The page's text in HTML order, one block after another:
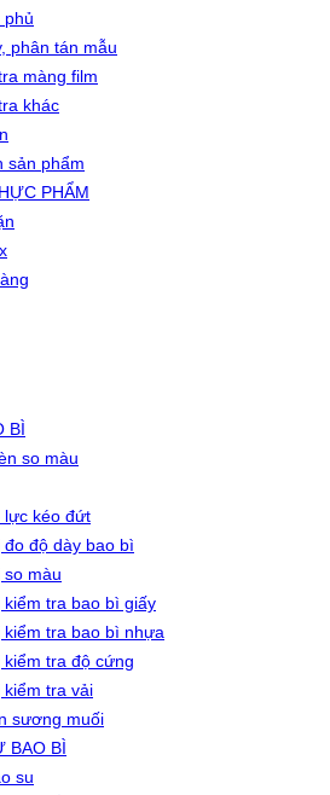
phủ
phân tán mẫu
màng film
khác
sản phẩm
PHẨM
BÌ
so màu
lực kéo đứt
đo độ dày bao bì
so màu
kiểm tra bao bì giấy
kiểm tra bao bì nhựa
kiểm tra độ cứng
kiểm tra vải
sương muối
BAO BÌ
su